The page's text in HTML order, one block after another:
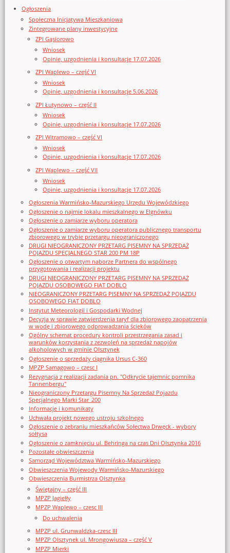
Ogłoszenia
Społeczna Inicjatywa Mieszkaniowa
Zintegrowane plany inwestycyjne
ZPI Gąsiorowo
Wniosek
Opinie, uzgodnienia i konsultacje 17.07.2026
ZPI Waplewo – część VI
Wniosek
Opinie, uzgodnienia i konsultacje 5.06.2026
ZPI Łutynowo – część II
Wniosek
Opinie, uzgodnienia i konsultacje 17.07.2026
ZPI Witramowo – część VI
Wniosek
Opinie, uzgodnienia i konsultacje 17.07.2026
ZPI Waplewo – część VII
Wniosek
Opinie, uzgodnienia i konsultacje 17.07.2026
Ogłoszenia Warmińsko-Mazurskiego Urzędu Wojewódzkiego
Ogłoszenie o najmie lokalu mieszkalnego w Elgnówku
Ogłoszenie o zamiarze wyboru operatora
Ogłoszenie o zamiarze wyboru operatora publicznego transportu
zbiorowego w trybie przetargu nieograniczonego
DRUGI NIEOGRANICZONY PRZETARG PISEMNY NA SPRZEDAŻ
POJAZDU SPECJALNEGO STAR 200 PM 18P
Ogłoszenie o otwartym naborze Partnera do wspólnego
przygotowania i realizacji projektu
DRUGI NIEOGRANICZONY PRZETARG PISEMNY NA SPRZEDAŻ
POJAZDU OSOBOWEGO FIAT DOBLO
NIEOGRANICZONY PRZETARG PISEMNY NA SPRZEDAŻ POJAZDU
OSOBOWEGO FIAT DOBLO
Instytut Meteorologii i Gospodarki Wodnej
Decyzja w sprawie zatwierdzenia taryf dla zbiorowego zaopatrzenia
w wodę i zbiorowego odprowadzania ścieków
Ogólny schemat procedury kontroli przestrzegania zasad i
warunków korzystania z zezwoleń na sprzedaż napojów
alkoholowych w gminie Olsztynek
Ogłoszenie o sprzedaży ciągnika Ursus C-360
MPZP Samagowo – czesc I
Rezygnacja z realizacji zadania pn. "Odkrycie tajemnic pomnika
Tannenbergu"
Nieograniczony Przetargu Pisemny Na Sprzedaż Pojazdu
Specjalnego Marki Star_200
Informacje i komunikaty
Uchwała projekt nowego ustroju szkolnego
Ogłoszenie o zebraniu mieszkańców Sołectwa Drwęck - wybory
sołtysa
Ogłoszenie o zamknięciu ul. Behringa na czas Dni Olsztynka 2016
Pozostałe obwieszczenia
Samorząd Województwa Warmińsko-Mazurskiego
Obwieszczenia Wojewody Warmińsko-Mazurskiego
Obwieszczenia Burmistrza Olsztynka
Świętajny – część III
MPZP Jagiełły
MPZP Waplewo – czesc III
Do uchwalenia
MPZP ul. Grunwaldzka-czesc III
MPZP Olsztynek ul. Mrongowiusza – część V
MPZP Mierki